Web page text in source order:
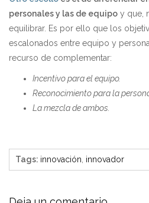
personales y las de equipo y que,
equilibrar. Es por ello que los
escalonados entre equipo y
recurso de complementar:
Incentivo para el equipo.
Reconocimiento para la
La mezcla de ambos.
Tags: innovación innovador